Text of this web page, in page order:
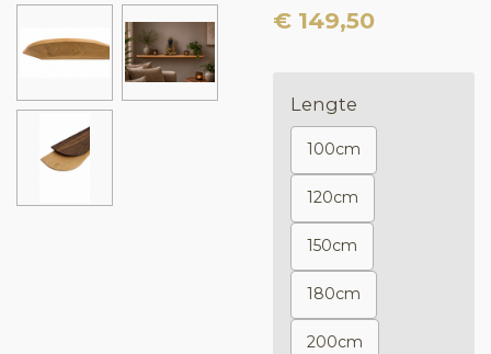
€ 149,50
Lengte
100cm
120cm
150cm
180cm
200cm